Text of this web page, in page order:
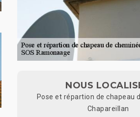
NOUS
Pose et répartion de chapeau
Chapareillan